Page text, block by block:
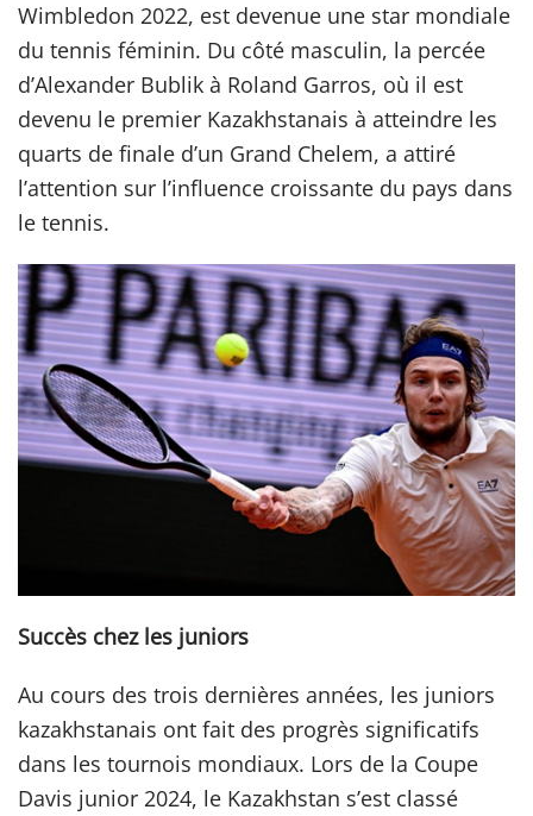
Wimbledon 2022, est devenue une star mondiale
du tennis féminin. Du côté masculin, la percée
d’Alexander Bublik à Roland Garros, où il est
devenu le premier Kazakhstanais à atteindre les
quarts de finale d’un Grand Chelem, a attiré
l’attention sur l’influence croissante du pays dans
le tennis.
Succès chez les juniors
Au cours des trois dernières années, les juniors
kazakhstanais ont fait des progrès significatifs
dans les tournois mondiaux. Lors de la Coupe
Davis junior 2024, le Kazakhstan s’est classé